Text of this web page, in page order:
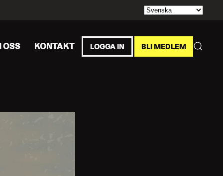
OSS KONTAKT LOGGA IN BLI MEDLEM